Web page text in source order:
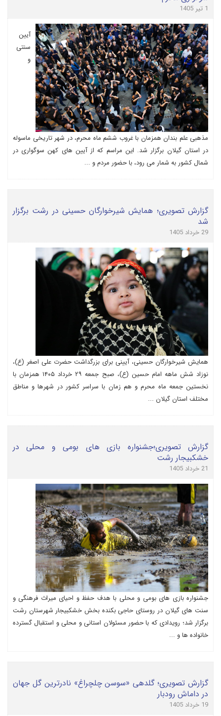
1 تیر 1405
آیین
سنتی
و
مذهبی علم بندان همزمان با غروب ششم ماه محرم، در شهر تاریخی ماسوله
در استان گیلان برگزار شد. این مراسم که از آیین های کهن سوگواری در
شمال کشور به شمار می رود، با حضور مردم و ...
گزارش تصویری؛ همایش شیرخوارگان حسینی در رشت برگزار
شد
29 خرداد 1405
همایش شیرخوارگان حسینی، آیینی برای بزرگداشت حضرت علی اصغر (ع)،
نوزاد شش ماهه امام حسین (ع)، صبح جمعه ۲۹ خرداد ۱۴۰۵ همزمان با
نخستین جمعه ماه محرم و هم زمان با سراسر کشور در شهرها و مناطق
مختلف استان گیلان ...
گزارش تصویری؛جشنواره بازی های بومی و محلی در
خشکبیجار رشت
21 خرداد 1405
جشنواره بازی های بومی و محلی با هدف حفظ و احیای میراث فرهنگی و
سنت های گیلان در روستای حاجی بکنده بخش خشکبیجار شهرستان رشت
برگزار شد؛ رویدادی که با حضور مسئولان استانی و محلی و استقبال گسترده
خانواده ها و ...
گزارش تصویری؛ گلدهی «سوسن چلچراغ» نادرترین گل جهان
در داماش رودبار
19 خرداد 1405